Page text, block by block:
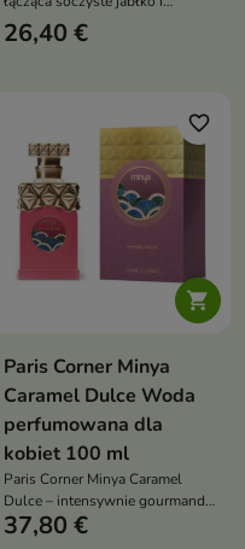
gruszkę z kwiatowym sercem i
bursztynowo-drzewną bazą —
26,40 €

favorite_border
Paris Corner Minya
Caramel Dulce Woda
perfumowana dla
kobiet 100 ml
Paris Corner Minya Caramel
Dulce – intensywnie gourmand:
maślano-prażone otwarcie,
37,80 €